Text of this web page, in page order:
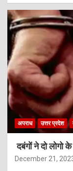
अपराध उत्तर प्रदेश
दबंगों ने दो लोगो
December 21,